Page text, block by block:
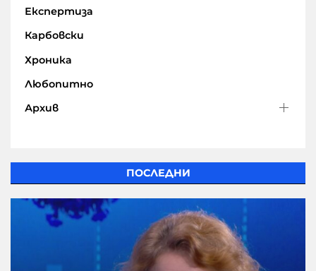
Експертиза
Карбовски
Хроника
Любопитно
Архив
ПОСЛЕДНИ